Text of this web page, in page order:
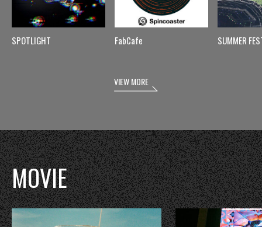
SPOTLIGHT FabCafe SUMMER
VIEW MORE
MOVIE